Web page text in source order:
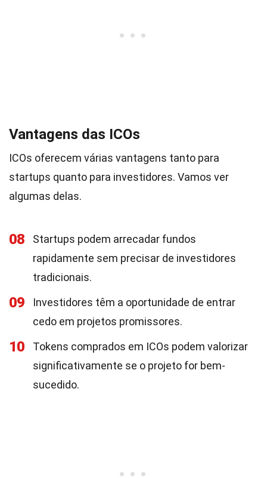
Vantagens das ICOs
ICOs oferecem várias vantagens tanto para
startups quanto para investidores. Vamos ver
algumas delas.
08
Startups podem arrecadar fundos
rapidamente sem precisar de investidores
tradicionais.
09
Investidores têm a oportunidade de entrar
cedo em projetos promissores.
10
Tokens comprados em ICOs podem valorizar
significativamente se o projeto for bem-
sucedido.